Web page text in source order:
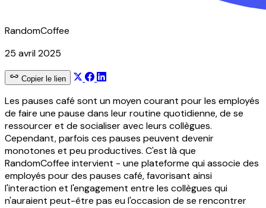
RandomCoffee
25 avril 2025
Copier le lien
Les pauses café sont un moyen courant pour les employés
de faire une pause dans leur routine quotidienne, de se
ressourcer et de socialiser avec leurs collègues.
Cependant, parfois ces pauses peuvent devenir
monotones et peu productives. C'est là que
RandomCoffee intervient - une plateforme qui associe des
employés pour des pauses café, favorisant ainsi
l'interaction et l'engagement entre les collègues qui
n'auraient peut-être pas eu l'occasion de se rencontrer